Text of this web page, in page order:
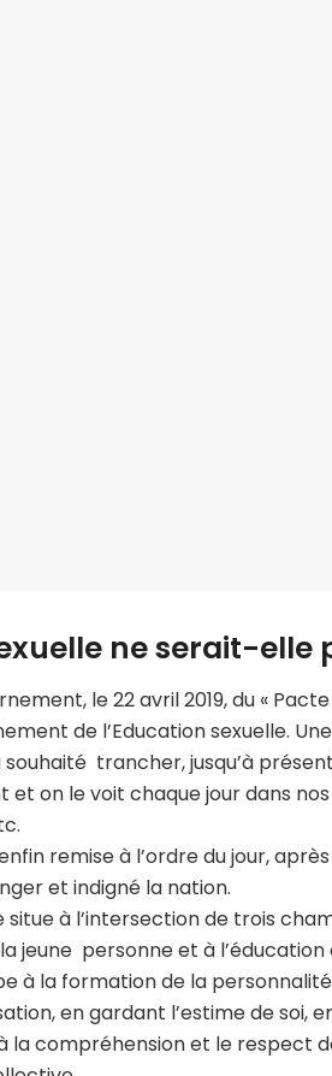
ne serait-
le 22 avril 2019, du «
de l’Education sexuelle.
trancher, jusqu’à
on le voit chaque jour dans
remise à l’ordre du jour,
et indigné la nation.
situe à l’intersection de trois
jeune personne et à
à la formation de la
en gardant l’estime de soi,
la compréhension et le respect